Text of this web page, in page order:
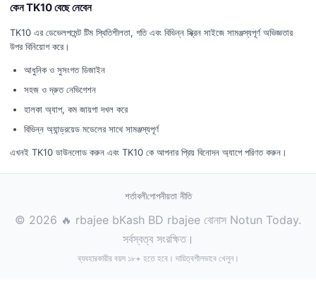
কেন TK10 বেছে নেবেন
TK10 এর ডেভেলপমেন্ট টিম স্থিতিশীলতা, গতি এবং বিভিন্ন স্ক্রিন সাইজে সামঞ্জস্যপূর্ণ অভিজ্ঞতার
উপর বিনিয়োগ করে।
আধুনিক ও সুসংগত ডিজাইন
সহজ ও দ্রুত নেভিগেশন
হালকা অ্যাপ, কম জায়গা দখল করে
বিভিন্ন অ্যান্ড্রয়েড মডেলের সাথে সামঞ্জস্যপূর্ণ
এখনই TK10 ডাউনলোড করুন এবং TK10 কে আপনার প্রিয় বিনোদন অ্যাপে পরিণত করুন।
শর্তাবলীগোপনীয়তা নীতি
© 2026 🔥 rbajee bKash BD rbajee বোনাস Notun Today.
সর্বস্বত্ব সংরক্ষিত।
ব্যবহারকারীর বয়স ১৮+ হতে হবে। দায়িত্বশীলভাবে খেলুন।